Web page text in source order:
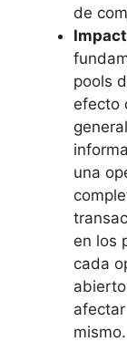
de
pools
efecto
una
en los
cada
mismo.